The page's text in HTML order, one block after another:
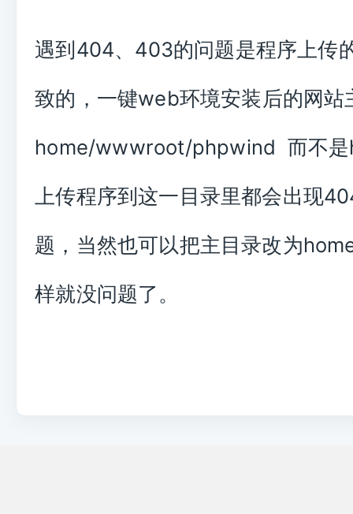
遇到404、403的问题是程序上传
致的，一键web环境安装后的网站
home/wwwroot/phpwind 而不
上传程序到这一目录里都会出现
题，当然也可以把主目录改为
样就没问题了。